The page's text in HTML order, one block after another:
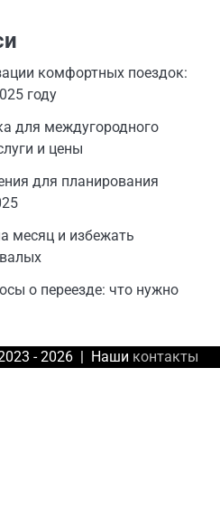
комфортных поездок:
году
для междугородного
и цены
для планирования
месяц и избежать
о переезде: что нужно
- 2026 | Наши контакты